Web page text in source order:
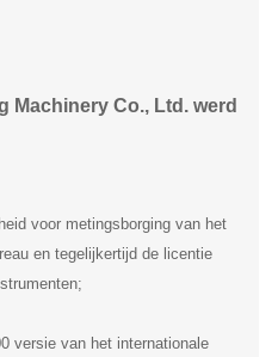
Machinery Co., Ltd. werd
voor metingsborging van het
en tegelijkertijd de licentie
versie van het internationale